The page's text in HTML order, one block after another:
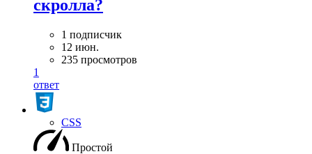
скролла?
1 подписчик
12 июн.
235 просмотров
1
ответ
CSS
Простой